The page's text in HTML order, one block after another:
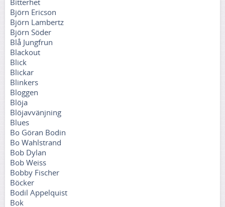
Bitterhet
Björn Ericson
Björn Lambertz
Björn Söder
Blå Jungfrun
Blackout
Blick
Blickar
Blinkers
Bloggen
Blöja
Blöjavvänjning
Blues
Bo Göran Bodin
Bo Wahlstrand
Bob Dylan
Bob Weiss
Bobby Fischer
Böcker
Bodil Appelquist
Bok